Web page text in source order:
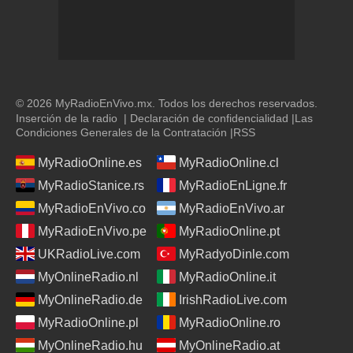
© 2026 MyRadioEnVivo.mx. Todos los derechos reservados.
Inserción de la radio | Declaración de confidencialidad |Las
Condiciones Generales de la Contratación |RSS
MyRadioOnline.es
MyRadioOnline.cl
MyRadioStanice.rs
MyRadioEnLigne.fr
MyRadioEnVivo.co
MyRadioEnVivo.ar
MyRadioEnVivo.pe
MyRadioOnline.pt
UKRadioLive.com
MyRadyoDinle.com
MyOnlineRadio.nl
MyRadioOnline.it
MyOnlineRadio.de
IrishRadioLive.com
MyRadioOnline.pl
MyRadioOnline.ro
MyOnlineRadio.hu
MyOnlineRadio.at